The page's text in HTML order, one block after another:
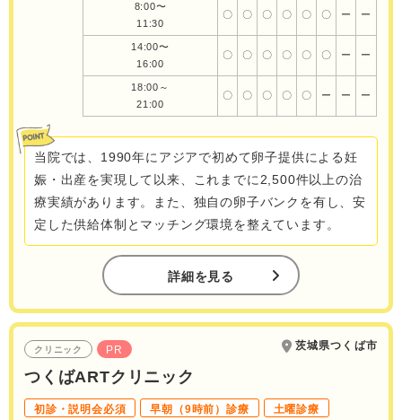
8:00〜
11:30
〇 〇 〇 〇 〇 〇 ー ー
14:00〜
16:00
〇 〇 〇 〇 〇 〇 ー ー
18:00～
21:00
〇 〇 〇 〇 〇 ー ー ー
当院では、1990年にアジアで初めて卵子提供による妊
娠・出産を実現して以来、これまでに2,500件以上の治
療実績があります。また、独自の卵子バンクを有し、安
定した供給体制とマッチング環境を整えています。
詳細を見る
クリニック PR 茨城県つくば市
つくばARTクリニック
初診・説明会必須 早朝（9時前）診療
土曜診療